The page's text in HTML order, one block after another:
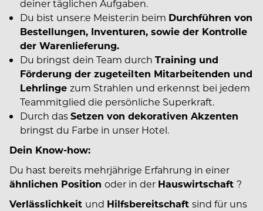
deiner täglichen Aufgaben.
Du bist unser:e Meister:in beim Durchführen von
Bestellungen, Inventuren, sowie der Kontrolle
der Warenlieferung.
Du bringst dein Team durch Training und
Förderung der zugeteilten Mitarbeitenden und
Lehrlinge zum Strahlen und erkennst bei jedem
Teammitglied die persönliche Superkraft.
Durch dasSetzen von dekorativen Akzenten
bringst du Farbe in unser Hotel.
Dein Know-how:
Du hast bereits mehrjährige Erfahrung in einer
ähnlichen Position oder in der Hauswirtschaft ?
Verlässlichkeit und Hilfsbereitschaft sind für uns